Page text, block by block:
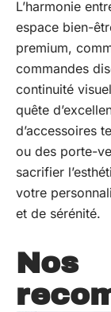
L’harmonie
espace bien-
premium,
commandes
continuité
quête
d’accessoires
ou des porte-
sacrifier
votre
et de sérénité.
Nos